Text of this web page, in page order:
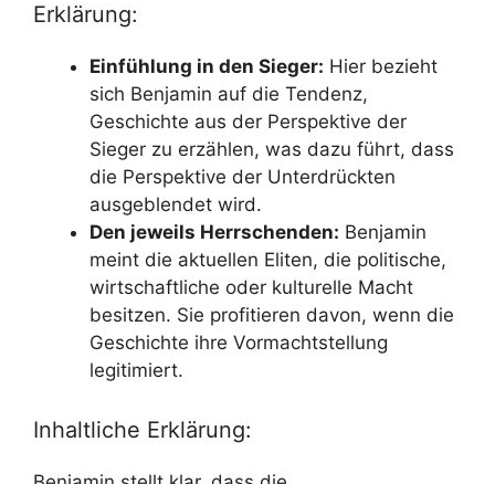
Erklärung:
Einfühlung in den Sieger: Hier bezieht
sich Benjamin auf die Tendenz,
Geschichte aus der Perspektive der
Sieger zu erzählen, was dazu führt, dass
die Perspektive der Unterdrückten
ausgeblendet wird.
Den jeweils Herrschenden: Benjamin
meint die aktuellen Eliten, die politische,
wirtschaftliche oder kulturelle Macht
besitzen. Sie profitieren davon, wenn die
Geschichte ihre Vormachtstellung
legitimiert.
Inhaltliche Erklärung: